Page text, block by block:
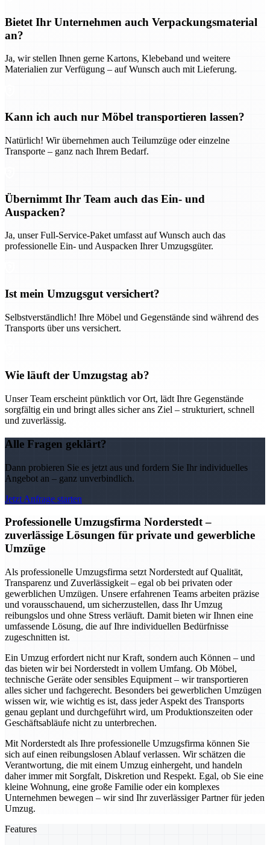
Bietet Ihr Unternehmen auch Verpackungsmaterial
an?
Ja, wir stellen Ihnen gerne Kartons, Klebeband und weitere
Materialien zur Verfügung – auf Wunsch auch mit Lieferung.
Kann ich auch nur Möbel transportieren lassen?
Natürlich! Wir übernehmen auch Teilumzüge oder einzelne
Transporte – ganz nach Ihrem Bedarf.
Übernimmt Ihr Team auch das Ein- und
Auspacken?
Ja, unser Full-Service-Paket umfasst auf Wunsch auch das
professionelle Ein- und Auspacken Ihrer Umzugsgüter.
Ist mein Umzugsgut versichert?
Selbstverständlich! Ihre Möbel und Gegenstände sind während des
Transports über uns versichert.
Wie läuft der Umzugstag ab?
Unser Team erscheint pünktlich vor Ort, lädt Ihre Gegenstände
sorgfältig ein und bringt alles sicher ans Ziel – strukturiert, schnell
und zuverlässig.
Alle Fragen geklärt?
Dann probieren Sie es jetzt aus und fordern Sie Ihr individuelles
Angebot an – ganz unverbindlich.
Jetzt Anfrage starten
Professionelle Umzugsfirma Norderstedt –
zuverlässige Lösungen für private und gewerbliche
Umzüge
Als professionelle Umzugsfirma setzt Norderstedt auf Qualität,
Transparenz und Zuverlässigkeit – egal ob bei privaten oder
gewerblichen Umzügen. Unsere erfahrenen Teams arbeiten präzise
und vorausschauend, um sicherzustellen, dass Ihr Umzug
reibungslos und ohne Stress verläuft. Damit bieten wir Ihnen eine
umfassende Lösung, die auf Ihre individuellen Bedürfnisse
zugeschnitten ist.
Ein Umzug erfordert nicht nur Kraft, sondern auch Können – und
das bieten wir bei Norderstedt in vollem Umfang. Ob Möbel,
technische Geräte oder sensibles Equipment – wir transportieren
alles sicher und fachgerecht. Besonders bei gewerblichen Umzügen
wissen wir, wie wichtig es ist, dass jeder Aspekt des Transports
genau geplant und durchgeführt wird, um Produktionszeiten oder
Geschäftsabläufe nicht zu unterbrechen.
Mit Norderstedt als Ihre professionelle Umzugsfirma können Sie
sich auf einen reibungslosen Ablauf verlassen. Wir schätzen die
Verantwortung, die mit einem Umzug einhergeht, und handeln
daher immer mit Sorgfalt, Diskretion und Respekt. Egal, ob Sie eine
kleine Wohnung, eine große Familie oder ein komplexes
Unternehmen bewegen – wir sind Ihr zuverlässiger Partner für jeden
Umzug.
Features